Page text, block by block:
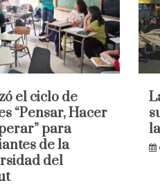
el ciclo de
“Pensar, Hacer
para
de la
del